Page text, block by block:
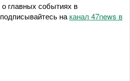
главных событиях в
на канал 47news в